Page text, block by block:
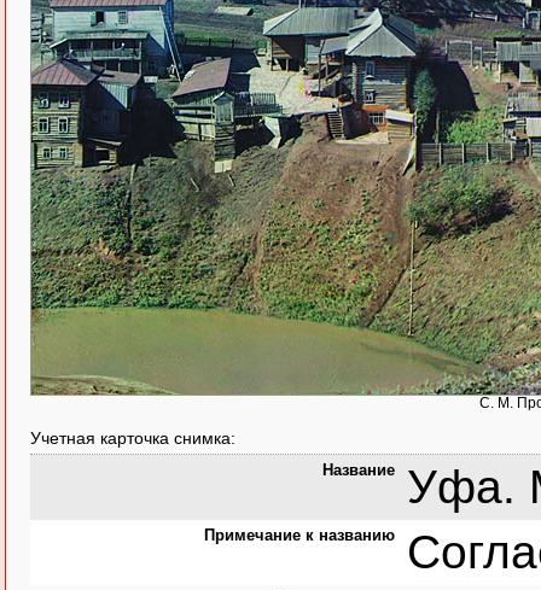
С. М.
Учетная карточка снимка:
Название Уфа.
Примечание к названию